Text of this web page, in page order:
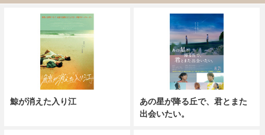
鯨が消えた入り江
あの星が降る丘で、君とまた
出会いたい。